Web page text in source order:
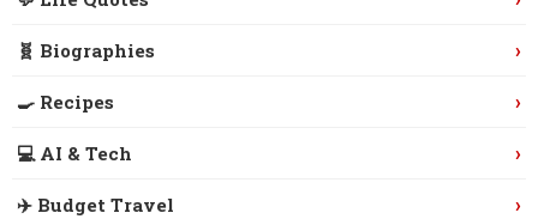
🧬 Biographies ›
🍳 Recipes ›
💻 AI & Tech ›
✈️ Budget Travel ›